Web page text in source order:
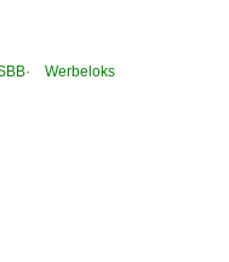
Werbeloks